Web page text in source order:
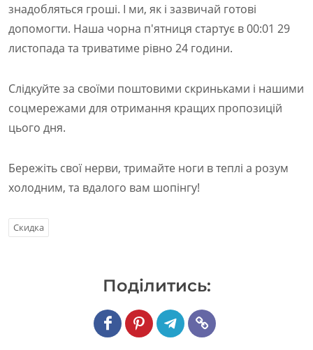
знадобляться гроші. І ми, як і зазвичай готові
допомогти. Наша чорна п'ятниця стартує в 00:01 29
листопада та триватиме рівно 24 години.
Слідкуйте за своїми поштовими скриньками і нашими
соцмережами для отримання кращих пропозицій
цього дня.
Бережіть свої нерви, тримайте ноги в теплі а розум
холодним, та вдалого вам шопінгу!
Скидка
Подiлитись: